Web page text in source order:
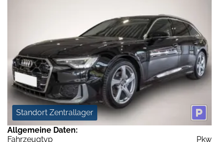
Standort Zentrallager
Allgemeine Daten:
Fahrzeugtyp
Pkw